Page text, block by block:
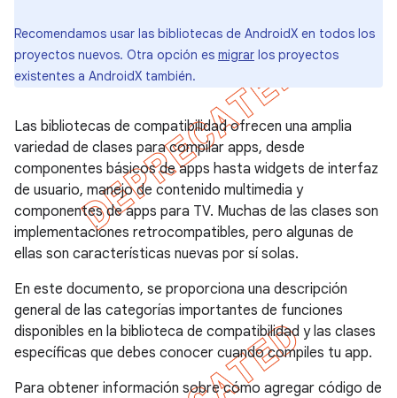
Recomendamos usar las bibliotecas de AndroidX en todos los
proyectos nuevos. Otra opción es migrar los proyectos
existentes a AndroidX también.
Las bibliotecas de compatibilidad ofrecen una amplia
variedad de clases para compilar apps, desde
componentes básicos de apps hasta widgets de interfaz
de usuario, manejo de contenido multimedia y
componentes de apps para TV. Muchas de las clases son
implementaciones retrocompatibles, pero algunas de
ellas son características nuevas por sí solas.
En este documento, se proporciona una descripción
general de las categorías importantes de funciones
disponibles en la biblioteca de compatibilidad y las clases
específicas que debes conocer cuando compiles tu app.
Para obtener información sobre cómo agregar código de